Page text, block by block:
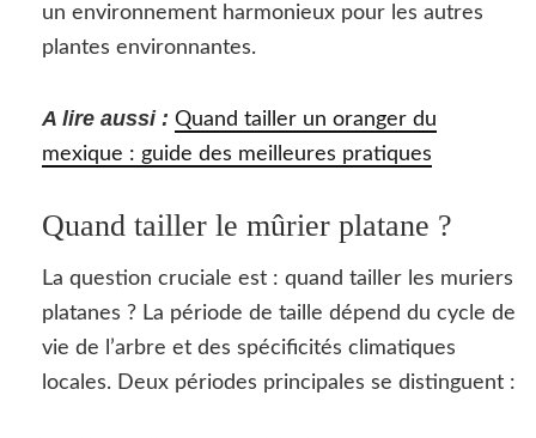
un environnement harmonieux pour les autres
plantes environnantes.
A lire aussi : Quand tailler un oranger du
mexique : guide des meilleures pratiques
Quand tailler le mûrier platane ?
La question cruciale est : quand tailler les muriers
platanes ? La période de taille dépend du cycle de
vie de l’arbre et des spécificités climatiques
locales. Deux périodes principales se distinguent :